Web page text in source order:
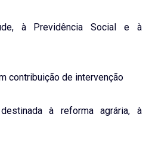
à Previdência Social e à
contribuição de intervenção
à reforma agrária, à